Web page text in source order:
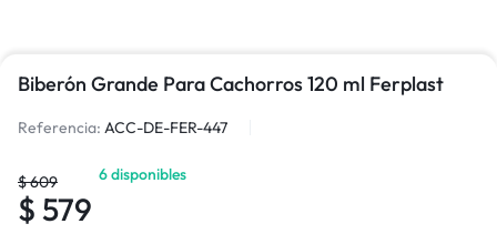
Biberón Grande Para Cachorros 120 ml Ferplast
Referencia: ACC-DE-FER-447
$609
$ 579
6 disponibles